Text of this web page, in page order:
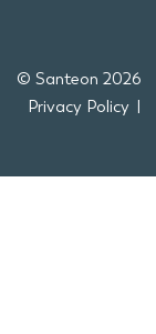
© Santeon 2026
Privacy Policy